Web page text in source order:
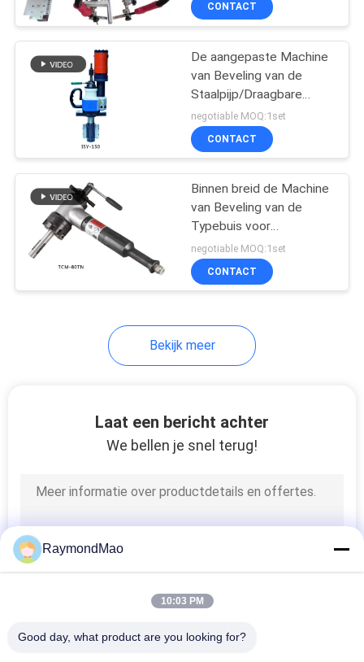
laser lasapparaat
CNC-
plasmasnijmachine
Onderdelen voor het
lassen
CONTACT
De aangepaste Machine
van Beveling van de
Staalpijp/Draagbare
Beveling-Facultatieve
Machinekleur
negotiable MOQ:1set
CONTACT
Binnen breid de Machine
van Beveling van de
Typebuis voor
Warmtewisselaar binnen
Beveling uit
negotiable MOQ:1set
CONTACT
Bekijk meer
Laat een bericht achter
We bellen je snel terug!
RaymondMao
10:03 PM
Good day, what product are you looking for?